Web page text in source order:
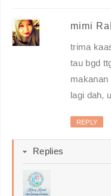
mimi
trima
tau bgd
lagi dah,
REPLY
Replies